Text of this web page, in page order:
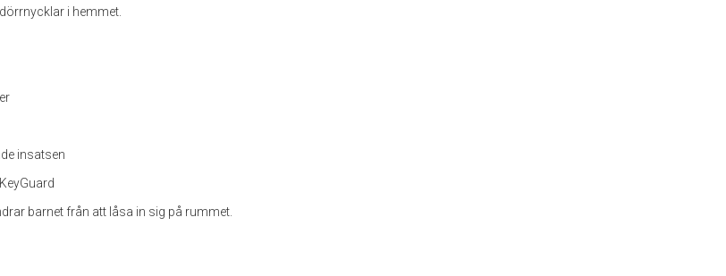
i hemmet.
insatsen
barnet från att låsa in sig på rummet.